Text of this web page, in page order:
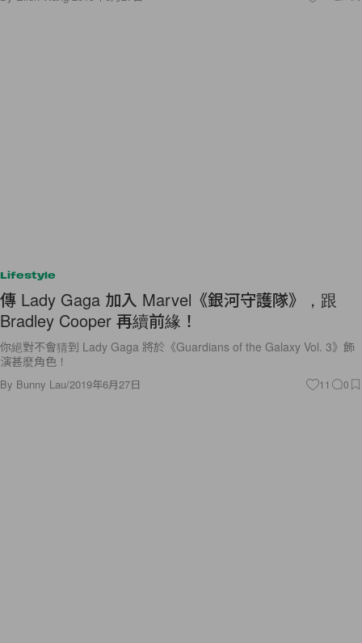
Lifestyle
傳 Lady Gaga 加入 Marvel《銀河守護隊》，跟
Bradley Cooper 再續前緣！
你絕對不會猜到 Lady Gaga 將於《Guardians of the Galaxy Vol. 3》飾
演甚麼角色！
By Bunny Lau/2019年6月27日 11 0